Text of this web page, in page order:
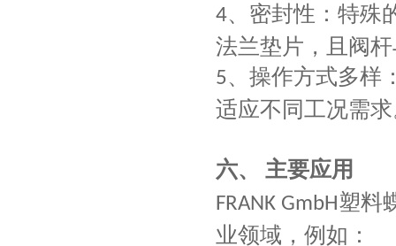
4、 密封性：特殊
法兰垫片，且阀
5、 操作方式多样
适应不同工况需
六、 主要应用
FRANK GmbH塑料
业领域，例如：